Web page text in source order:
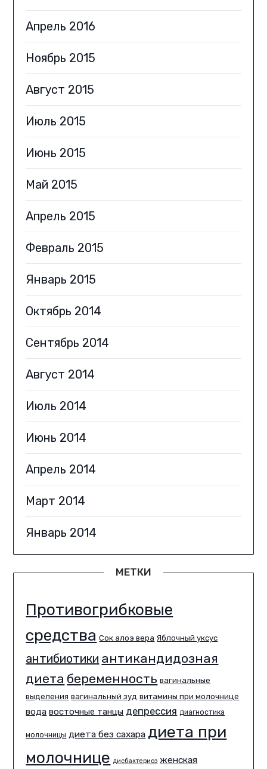
Апрель 2016
Ноябрь 2015
Август 2015
Июль 2015
Июнь 2015
Май 2015
Апрель 2015
Февраль 2015
Январь 2015
Октябрь 2014
Сентябрь 2014
Август 2014
Июль 2014
Июнь 2014
Апрель 2014
Март 2014
Январь 2014
МЕТКИ
Противогрибковые
средства Сок алоэ вера Яблочный уксус
антибиотики антикандидозная
диета беременность вагинальные
выделения вагинальный зуд витамины при молочнице
вода восточные танцы депрессия диагностика
молочницы диета без сахара диета при
молочнице дисбактериоз женская